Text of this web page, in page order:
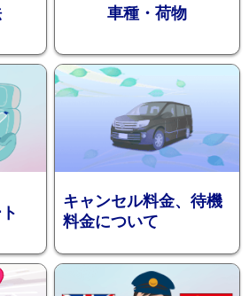
ョン
車種・荷物
キャンセル料金、待機
料金について